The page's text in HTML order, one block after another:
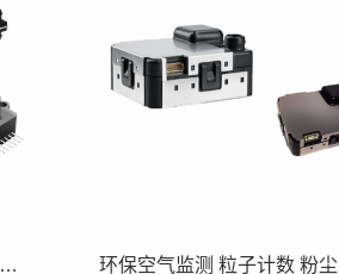
压力传感器 微差压 表压 绝压 高精度 数字/模拟输出 多量程 多封装传感器